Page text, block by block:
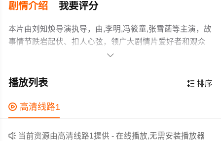
剧情介绍 我要评分
本片由刘知焕导演执导，由,李明,冯筱童,张雪菡等主演，故
事情节跌岩起伏、扣人心弦，领广大剧情片爱好者和观众
遇导师陈辉离奇死亡。村里流传一口“应声井”可让人起死回
踪。肖墨随神秘殡葬师老白头返村调查，老白头以科学逐
一破解“灵异”现象：井中尸体、养女上吊、浓雾里的鬼打墙
等怪事背后皆是精心布局的骗局。当执念遭遇科学，谎言
作为一部 上映的剧情电影，在当期同类题材影片中具有一
定的看点，在演员表现和剧情架构上也都有不错的亮点，
剧情紧凑，角色塑造鲜明，适合喜欢剧情类电影的观众观

 排序
播放列表
 高清线路1
 当前资源由高清线路1提供 - 在线播放,无需安装播放器